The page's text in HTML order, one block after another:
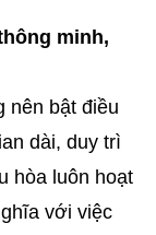
minh,
nên bật điều
dài, duy trì
hòa luôn hoạt
với việc